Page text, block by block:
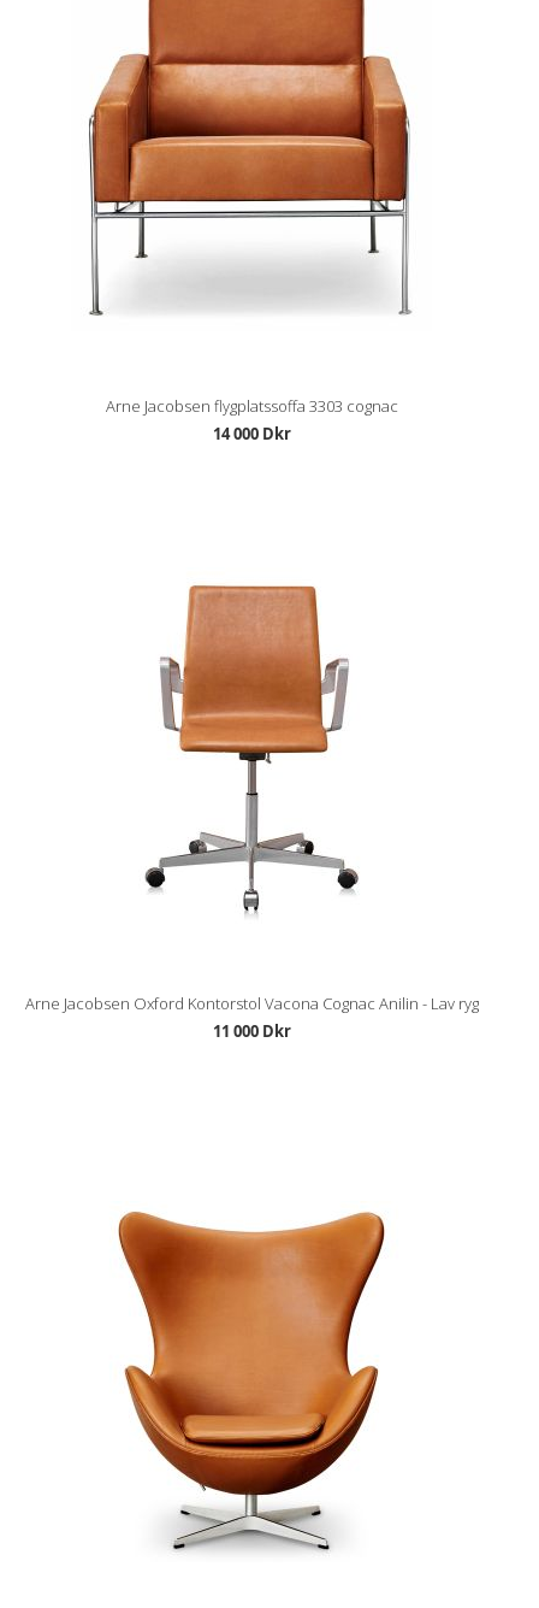
Arne Jacobsen flygplatssoffa 3303 cognac
14 000 Dkr
Arne Jacobsen Oxford Kontorstol Vacona Cognac Anilin - Lav ryg
11 000 Dkr